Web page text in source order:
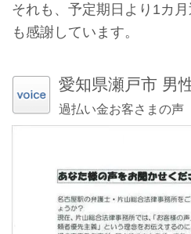
それも、予定期日より1カ
も感謝しています。
愛知県瀬戸市 男
過払い金お客さまの声